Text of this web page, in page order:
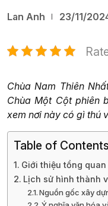
Lan Anh 23/11/
Chùa Nam Thiên
Chùa Một Cột phiên
xem nơi này có gì thú
Table of Contents
Giới thiệu tổng
Lịch sử hình thành
Nguồn gốc xây